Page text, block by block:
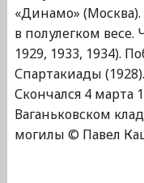
«Динамо»
в полулегком
1929, 1933, 1934).
Спартакиады
Скончался 4 марта
Ваганьковском
могилы © Павел